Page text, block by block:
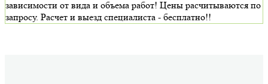
зависимости от вида и объема работ! Цены расчитываются по
запросу. Расчет и выезд специалиста - бесплатно!!